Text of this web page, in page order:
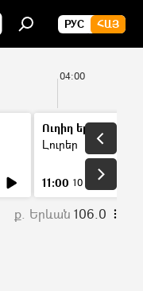
РУС ՀԱՅ
04:00
Ուղիղ եթեր
Լուրեր
11:00 10 ր
ք. Երևան 106.0